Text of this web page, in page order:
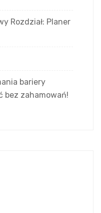
Rozdział: Planer
bariery
bez zahamowań!